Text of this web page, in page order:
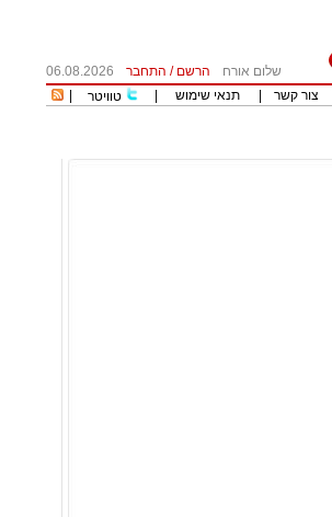
שלום אורח הרשם / התחבר
06.08.2026
צור קשר תנאי שימוש טוויטר